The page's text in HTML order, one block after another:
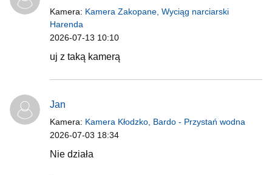
Kamera: Kamera Zakopane, Wyciąg narciarski
Harenda
2026-07-13 10:10
uj z taką kamerą
Jan
Kamera: Kamera Kłodzko, Bardo - Przystań wodna
2026-07-03 18:34
Nie działa